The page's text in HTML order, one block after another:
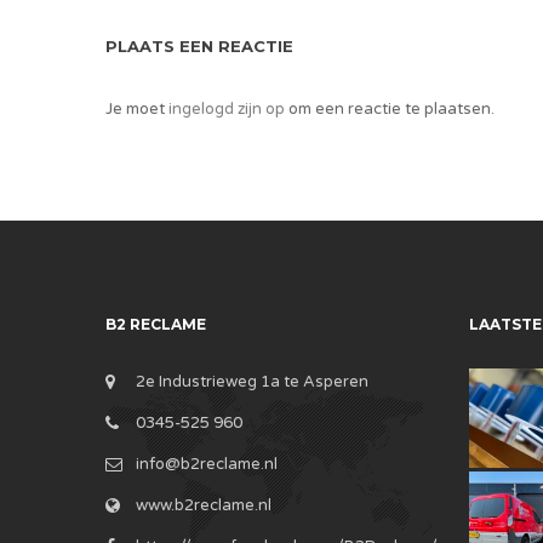
PLAATS EEN REACTIE
Je moetingelogd zijn op om een reactie te plaatsen.
B2 RECLAME
2e Industrieweg 1a te Asperen
0345-525 960
info@b2reclame.nl
www.b2reclame.nl